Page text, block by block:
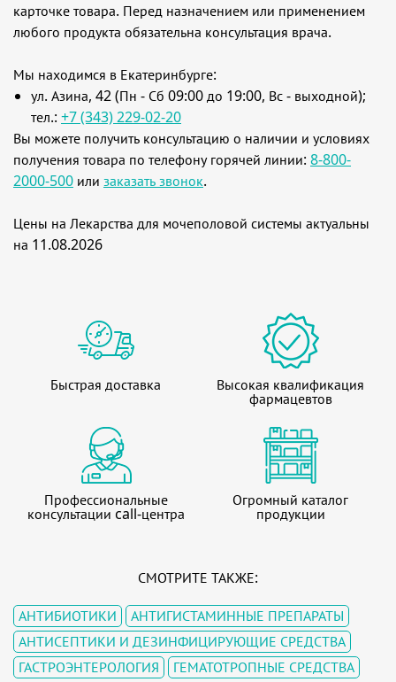
карточке товара. Перед назначением или применением
любого продукта обязательна консультация врача.
Мы находимся в Екатеринбурге:
ул. Азина, 42 (Пн - Сб 09:00 до 19:00, Вс - выходной);
тел.: +7 (343) 229-02-20
Вы можете получить консультацию о наличии и условиях
получения товара по телефону горячей линии: 8-800-
2000-500 или заказать звонок.
Цены на Лекарства для мочеполовой системы актуальны
на 11.08.2026
Быстрая доставка Высокая квалификация
фармацевтов
Профессиональные
консультации call-центра
Огромный каталог
продукции
СМОТРИТЕ ТАКЖЕ:
АНТИБИОТИКИ
АНТИГИСТАМИННЫЕ ПРЕПАРАТЫ
АНТИСЕПТИКИ И ДЕЗИНФИЦИРУЮЩИЕ СРЕДСТВА
ГАСТРОЭНТЕРОЛОГИЯ
ГЕМАТОТРОПНЫЕ СРЕДСТВА